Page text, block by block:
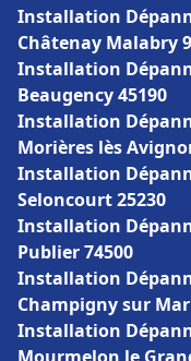
Installation
Châtenay Malabry
Installation
Beaugency 45190
Installation
Morières lès
Installation
Seloncourt 25230
Installation
Publier 74500
Installation
Champigny sur
Installation